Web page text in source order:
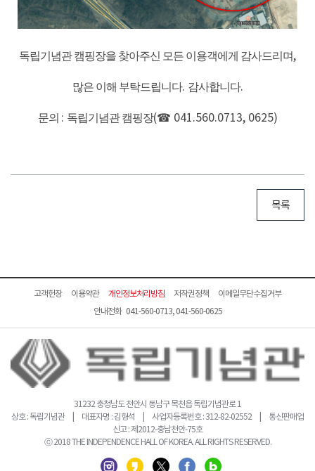
독립기념관 캠핑장을 찾아주신 모든 이용객에게 감사드리며,
많은 이해 부탁드립니다. 감사합니다.
문의 : 독립기념관 캠핑장(☎ 041.560.0713, 0625)
목록
고객헌장 이용약관 개인정보처리방침 저작권정책
이메일무단수집거부
안내전화 041-560-0713, 041-560-0625
31232 충청남도 천안시 동남구 목천읍 독립기념관로 1
상호 : 독립기념관 | 대표자명 : 김형석 | 사업자등록번호 : 312-82-02552 | 통신판매업
신고 : 제2012-충남천안-75호
ⓒ 2018 THE INDEPENDENCE HALL OF KOREA. ALL RIGHTS RESERVED.